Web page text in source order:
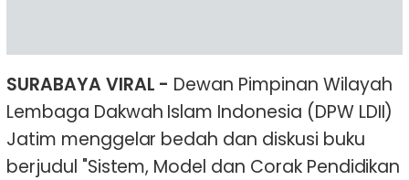
SURABAYA VIRAL - Dewan Pimpinan Wilayah
Lembaga Dakwah Islam Indonesia (DPW LDII)
Jatim menggelar bedah dan diskusi buku
berjudul "Sistem, Model dan Corak Pendidikan